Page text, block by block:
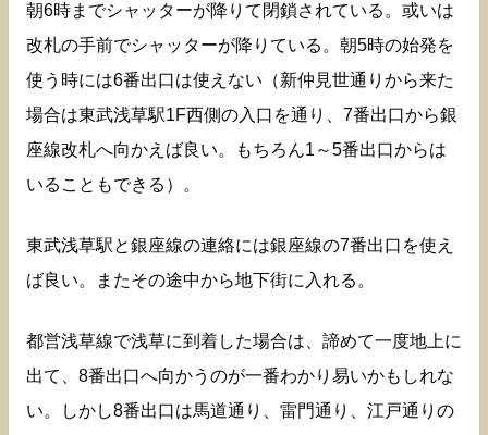
朝6時までシャッターが降りて閉鎖されている。或いは
改札の手前でシャッターが降りている。朝5時の始発を
使う時には6番出口は使えない（新仲見世通りから来た
場合は東武浅草駅1F西側の入口を通り、7番出口から銀
座線改札へ向かえば良い。もちろん1～5番出口からは
いることもできる）。
東武浅草駅と銀座線の連絡には銀座線の7番出口を使え
ば良い。またその途中から地下街に入れる。
都営浅草線で浅草に到着した場合は、諦めて一度地上に
出て、8番出口へ向かうのが一番わかり易いかもしれな
い。しかし8番出口は馬道通り、雷門通り、江戸通りの